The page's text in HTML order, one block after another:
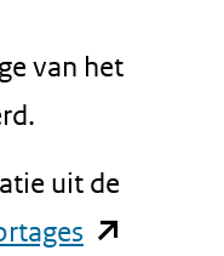
van het
uit de
(opent